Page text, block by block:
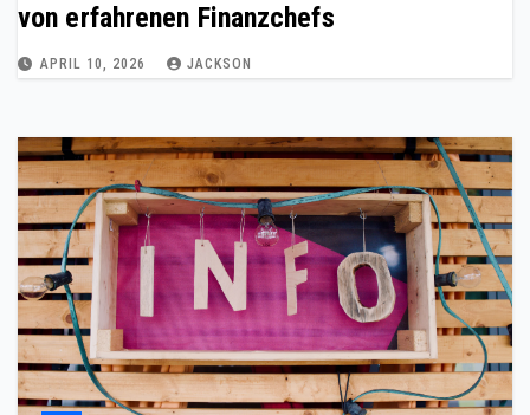
von erfahrenen Finanzchefs
APRIL 10, 2026 JACKSON